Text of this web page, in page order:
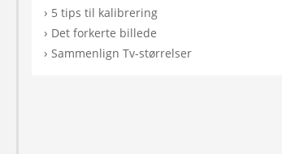
› 5 tips til kalibrering
› Det forkerte billede
›Sammenlign Tv-størrelser